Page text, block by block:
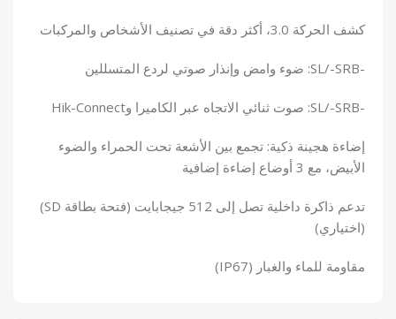
كشف الحركة 3.0، أكثر دقة في تصنيف الأشخاص والمركبات
-SL/-SRB: ضوء وامض وإنذار صوتي لردع المتسللين
-SL/-SRB: صوت ثنائي الاتجاه عبر الكاميرا وHik-Connect
إضاءة هجينة ذكية: تجمع بين الأشعة تحت الحمراء والضوء
الأبيض، مع 3 أوضاع إضاءة إضافية
تدعم ذاكرة داخلية تصل إلى 512 جيجابايت (فتحة بطاقة SD)
(اختياري)
مقاومة للماء والغبار (IP67)